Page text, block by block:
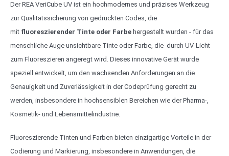
Der REA VeriCube UV ist ein hochmodernes und präzises Werkzeug
zur Qualitätssicherung von gedruckten Codes, die
mit fluoreszierender Tinte oder Farbe hergestellt wurden - für das
menschliche Auge unsichtbare Tinte oder Farbe, die durch UV-Licht
zum Fluoreszieren angeregt wird. Dieses innovative Gerät wurde
speziell entwickelt, um den wachsenden Anforderungen an die
Genauigkeit und Zuverlässigkeit in der Codeprüfung gerecht zu
werden, insbesondere in hochsensiblen Bereichen wie der Pharma-,
Kosmetik- und Lebensmittelindustrie.
Fluoreszierende Tinten und Farben bieten einzigartige Vorteile in der
Codierung und Markierung, insbesondere in Anwendungen, die